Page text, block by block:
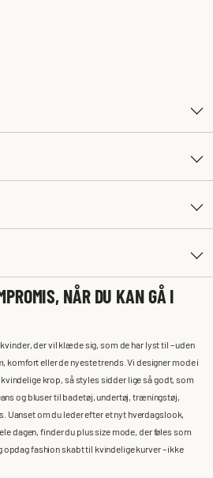
NÅR DU KAN GÅ I
der vil klæde sig, som de har lyst til – uden
komfort eller de nyeste trends. Vi designer mode i
krop, så styles sidder lige så godt, som
og bluser til badetøj, undertøj, træningstøj,
Uanset om du leder efter et nyt hverdagslook,
dagen, finder du plus size mode, der føles som
fashion skabt til kvindelige kurver – ikke